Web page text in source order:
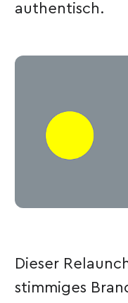
authentisch.
Dieser
stimmiges